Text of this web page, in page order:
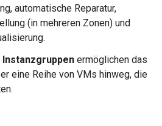
automatische Reparatur,
(in mehreren Zonen) und
ermöglichen das
eine Reihe von VMs hinweg, die